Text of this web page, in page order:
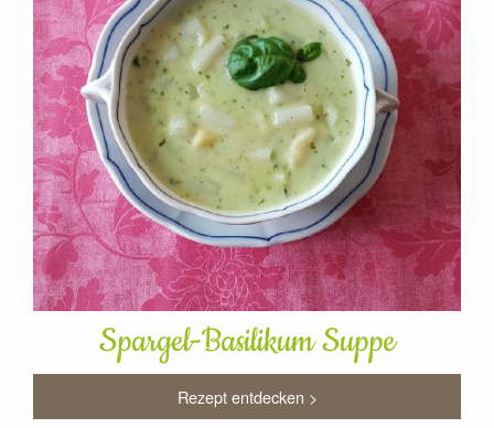
Spargel-Basilikum Suppe
Rezept entdecken >